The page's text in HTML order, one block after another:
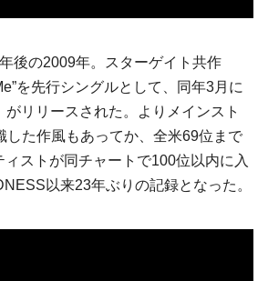
後の2009年。スターゲイト共作
を先行シングルとして、同年3月に
がリリースされた。よりメインスト
した作風もあってか、全米69位まで
ィストが同チャートで100位以内に入
以来23年ぶりの記録となった。